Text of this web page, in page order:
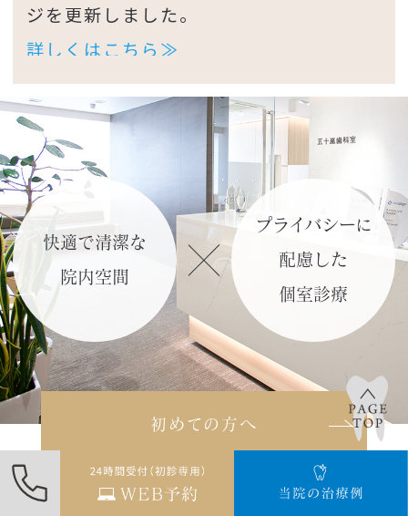
ジを更新しました。
詳しくはこちら≫
2024.02.13
「リモートチェック（遠隔モニタリン
グ）」
の記事を作成しました。詳しくはこち
ら≫
2024.02.11
「光加速矯正装置（オルソパルス）」
のページを更新しました。
詳しくはこちら≫
「矯正年齢別のお悩みについて」の記
事を更新しました。
快適で清潔な
院内空間
プライバシーに
配慮した
個室診療
初めての方へ